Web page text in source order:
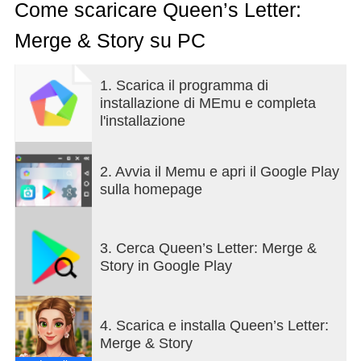
Ma... la guerra distrusse tutto.
un figlio che somigliasse all'uomo che amava,
suo marito fu chiamato al fronte.
Come a beffarsi della sua infinita attesa,
camminare... eppure suo marito non è ancora
tornato.
riceve una misteriosa lettera contenente un segreto
troppo pericoloso per essere rivelato ad alta voce.
famiglia,
deve ricostruire la sua vita tra i pettegolezzi, i
conflitti e i pericoli nascosti dell'alta società.
Come scaricare Queen’s Letter:
Merge & Story su PC
1. Scarica il programma di
installazione di MEmu e completa
l'installazione
2. Avvia il Memu e apri il Google Play
sulla homepage
3. Cerca Queen’s Letter: Merge &
Story in Google Play
4. Scarica e installa Queen’s Letter:
Merge & Story